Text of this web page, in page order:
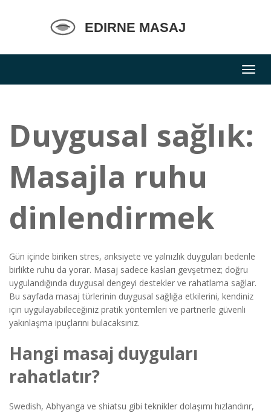
Duygusal sağlık:
Masajla ruhu
dinlendirmek
Gün içinde biriken stres, anksiyete ve yalnızlık duyguları bedenle
birlikte ruhu da yorar. Masaj sadece kasları gevşetmez; doğru
uygulandığında duygusal dengeyi destekler ve rahatlama sağlar.
Bu sayfada masaj türlerinin duygusal sağlığa etkilerini, kendiniz
için uygulayabileceğiniz pratik yöntemleri ve partnerle güvenli
yakınlaşma ipuçlarını bulacaksınız.
Hangi masaj duyguları
rahatlatır?
Swedish, Abhyanga ve shiatsu gibi teknikler dolaşımı hızlandırır,